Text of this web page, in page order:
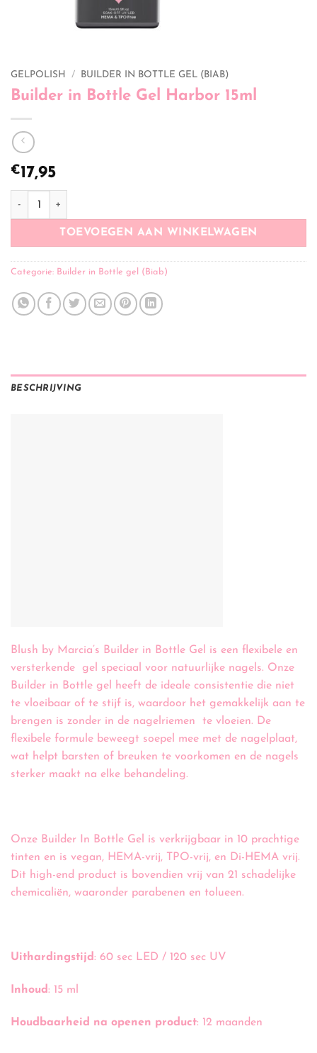
GELPOLISH / BUILDER IN BOTTLE GEL (BIAB)
Builder in Bottle Gel Harbor 15ml
€17,95
Builder in Bottle Gel Harbor 15ml aantal
TOEVOEGEN AAN WINKELWAGEN
Categorie: Builder in Bottle gel (Biab)
BESCHRIJVING
Blush by Marcia’s Builder in Bottle Gel is een flexibele en
versterkende gel speciaal voor natuurlijke nagels. Onze
Builder in Bottle gel heeft de ideale consistentie die niet
te vloeibaar of te stijf is, waardoor het gemakkelijk aan te
brengen is zonder in de nagelriemen te vloeien. De
flexibele formule beweegt soepel mee met de nagelplaat,
wat helpt barsten of breuken te voorkomen en de nagels
sterker maakt na elke behandeling.
Onze Builder In Bottle Gel is verkrijgbaar in 10 prachtige
tinten en is vegan, HEMA-vrij, TPO-vrij, en Di-HEMA vrij.
Dit high-end product is bovendien vrij van 21 schadelijke
chemicaliën, waaronder parabenen en tolueen.
Uithardingstijd: 60 sec LED / 120 sec UV
Inhoud: 15 ml
Houdbaarheid na openen product: 12 maanden